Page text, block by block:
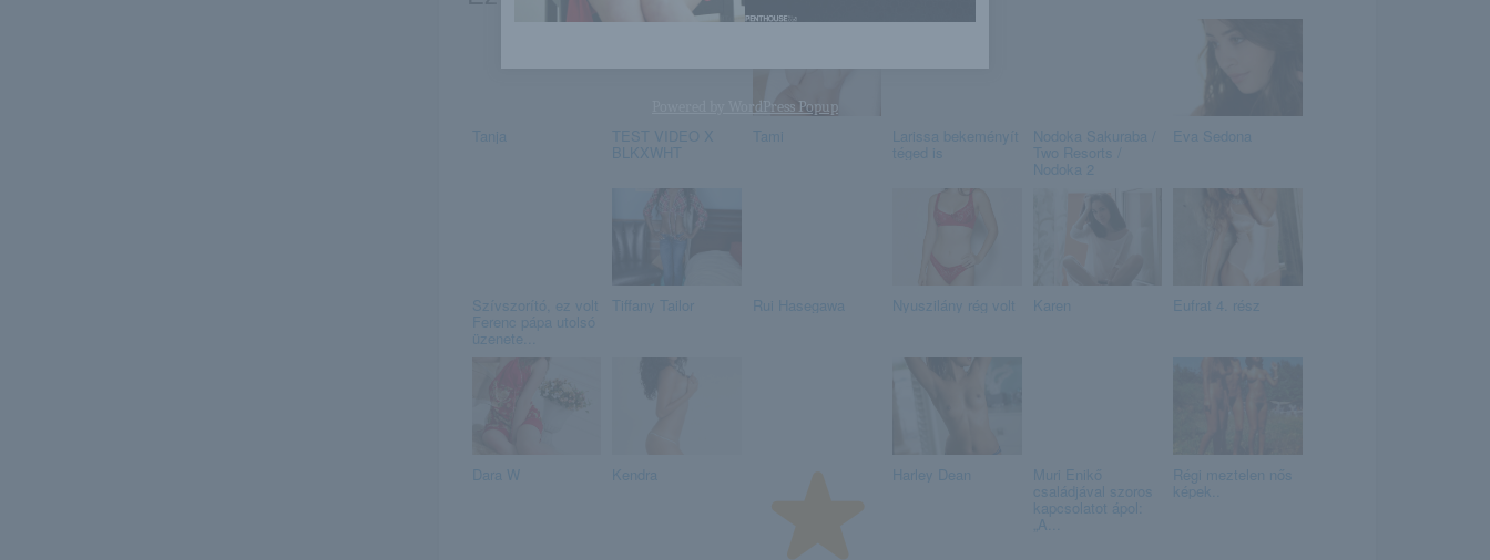
Tanja TEST VIDEO X
BLKXWHT
Tami Larissa bekeményít
téged is
Nodoka Sakuraba /
Two Resorts /
Nodoka 2
Eva Sedona
Szívszorító, ez volt
Ferenc pápa utolsó
üzenete...
Tiffany Tailor Rui Hasegawa Nyuszilány rég volt Karen Eufrat 4. rész
Dara W Kendra Harley Dean Muri Enikő
családjával szoros
kapcsolatot ápol:
„A...
Régi meztelen nős
képek..
WordPress Popup